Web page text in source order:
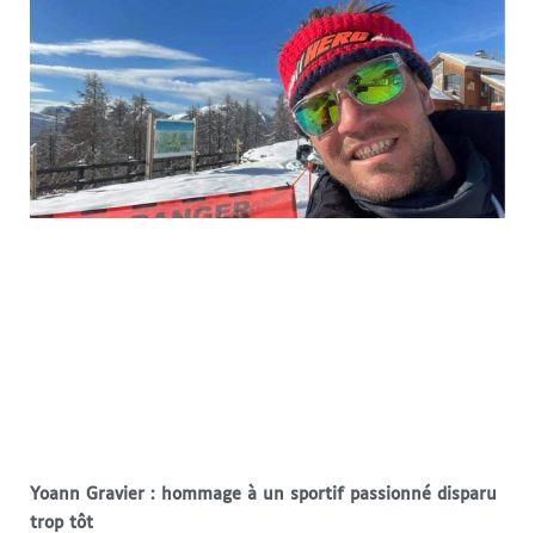
Yoann Gravier : hommage à un sportif passionné disparu
trop tôt